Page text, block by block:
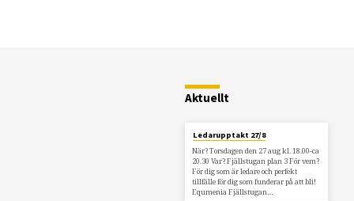
Aktuellt
Ledarupptakt 27/8
När? Torsdagen den 27 aug kl. 18.00-ca
20.30 Var? Fjällstugan plan 3 För vem?
För dig som är ledare och perfekt
tillfälle för dig som funderar på att bli!
Equmenia Fjällstugan…